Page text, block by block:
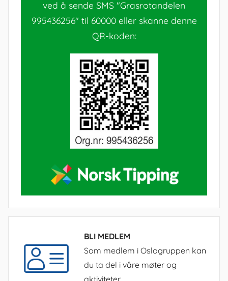
ved å sende SMS "Grasrotandelen
995436256" til 60000 eller skanne denne
QR-koden:
BLI MEDLEM
Som medlem i Oslogruppen kan
du ta del i våre møter og